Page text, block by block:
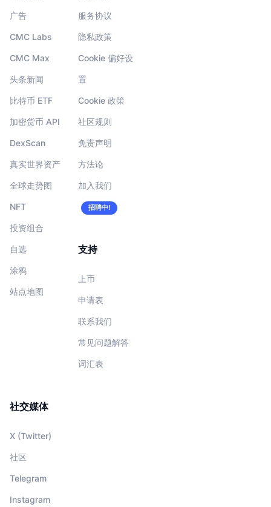
广告
CMC Labs
CMC Max
头条新闻
比特币 ETF
加密货币 API
DexScan
真实世界资产
全球走势图
NFT
投资组合
自选
涂鸦
站点地图
服务协议
隐私政策
Cookie 偏好设
置
Cookie 政策
社区规则
免责声明
方法论
加入我们
招聘中!
支持
上币
申请表
联系我们
常见问题解答
词汇表
社交媒体
X (Twitter)
社区
Telegram
Instagram